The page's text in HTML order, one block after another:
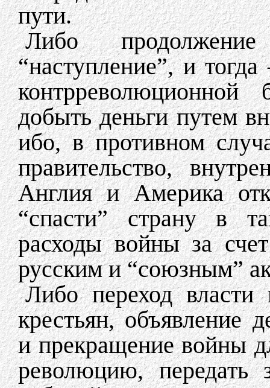
пути.
Либо
“наступление”, и
добыть деньги путем
ибо, в противном
правительство,
Англия и Америка
“спасти” страну в
расходы войны за
русским и “союзным”
Либо переход
крестьян, объявление
и прекращение войны
революцию, передать